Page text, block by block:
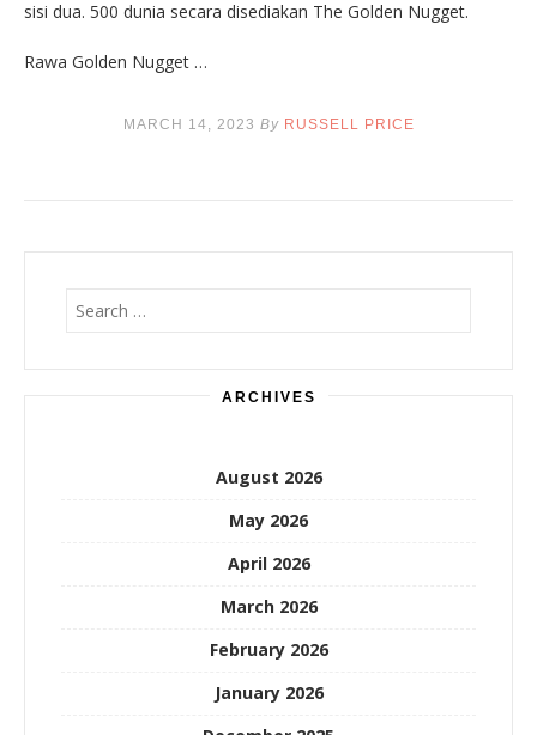
sisi dua. 500 dunia secara disediakan The Golden Nugget.
Rawa Golden Nugget …
MARCH 14, 2023 By RUSSELL PRICE
Search
for:
ARCHIVES
August 2026
May 2026
April 2026
March 2026
February 2026
January 2026